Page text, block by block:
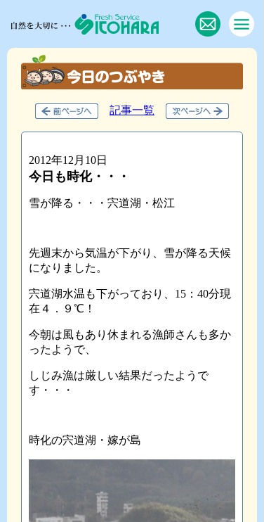
記事一覧
2012年12月10日
今日も時化・・・
雪が降る・・・宍道湖・松江
先週末から気温が下がり、雪が降る天候
になりました。
宍道湖水温も下がっており、15：40分現
在４．９℃！
今朝は風もあり休まれる漁師さんも多か
ったようで、
しじみ漁は厳しい結果だったようで
す・・・
時化の宍道湖・嫁が島